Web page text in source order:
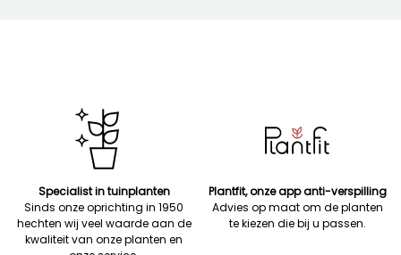
Specialist in tuinplanten
Sinds onze oprichting in 1950
hechten wij veel waarde aan de
kwaliteit van onze planten en
Plantfit, onze app anti-verspilling
Advies op maat om de planten
te kiezen die bij u passen.